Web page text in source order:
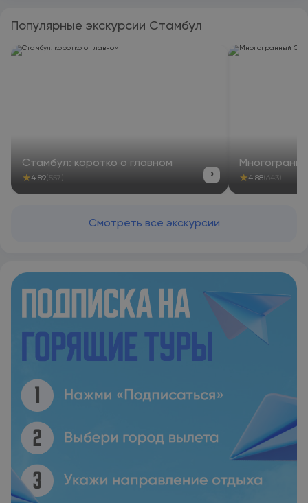
Популярные экскурсии Стамбул
Стамбул: коротко о главном
★4.89 (557) › ★4.88 (643)
Смотреть все экскурсии